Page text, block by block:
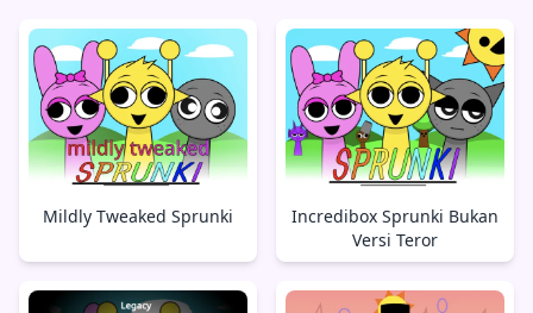
Mildly Tweaked Sprunki
Incredibox Sprunki Bukan
Versi Teror